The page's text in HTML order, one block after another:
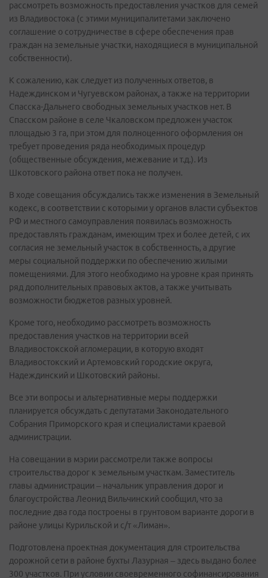
рассмотреть возможность предоставления участков для семей
из Владивостока (с этими муниципалитетами заключено
соглашение о сотрудничестве в сфере обеспечения прав
граждан на земельные участки, находящиеся в муниципальной
собственности).
К сожалению, как следует из полученных ответов, в
Надеждинском и Чугуевском районах, а также на территории
Спасска-Дальнего свободных земельных участков нет. В
Спасском районе в селе Чкаловском предложен участок
площадью 3 га, при этом для полноценного оформления он
требует проведения ряда необходимых процедур
(общественные обсуждения, межевание и т.д.). Из
Шкотовского района ответ пока не получен.
В ходе совещания обсуждались также изменения в Земельный
кодекс, в соответствии с которыми у органов власти субъектов
РФ и местного самоуправления появилась возможность
предоставлять гражданам, имеющим трех и более детей, с их
согласия не земельный участок в собственность, а другие
меры социальной поддержки по обеспечению жилыми
помещениями. Для этого необходимо на уровне края принять
ряд дополнительных правовых актов, а также учитывать
возможности бюджетов разных уровней.
Кроме того, необходимо рассмотреть возможность
предоставления участков на территории всей
Владивостокской агломерации, в которую входят
Владивостокский и Артемовский городские округа,
Надеждинский и Шкотовский районы.
Все эти вопросы и альтернативные меры поддержки
планируется обсуждать с депутатами Законодательного
Собрания Приморского края и специалистами краевой
администрации.
На совещании в мэрии рассмотрели также вопросы
строительства дорог к земельным участкам. Заместитель
главы администрации – начальник управления дорог и
благоустройства Леонид Вильчинский сообщил, что за
последние два года построены в грунтовом варианте дороги в
районе улицы Курильской и с/т «Лиман».
Подготовлена проектная документация для строительства
дорожной сети в районе бухты Лазурная – здесь выдано более
300 участков. При условии своевременного софинансирования